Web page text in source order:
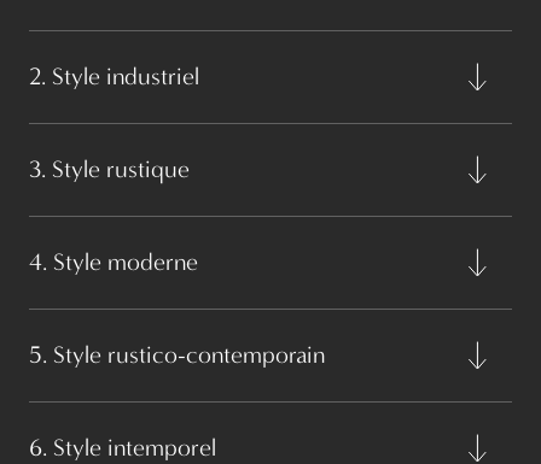
2. Style industriel
3. Style rustique
4. Style moderne
5. Style rustico-contemporain
6. Style intemporel